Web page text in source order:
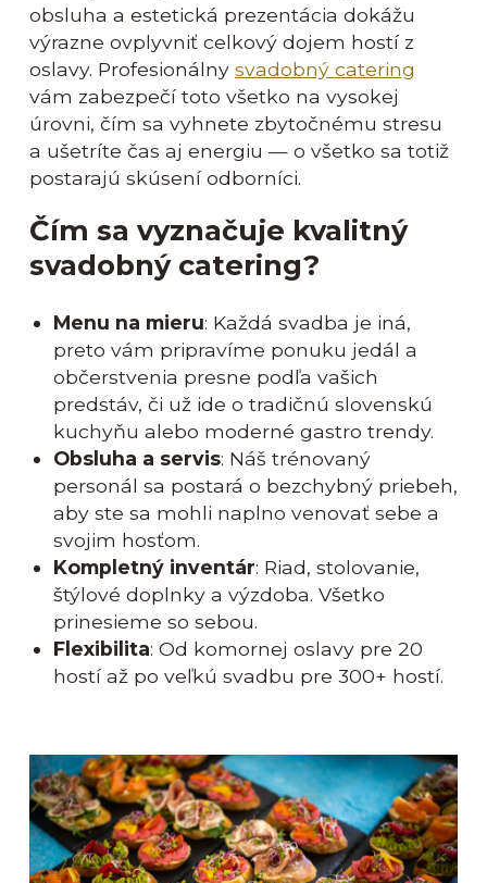
obsluha a estetická prezentácia dokážu
výrazne ovplyvniť celkový dojem hostí z
oslavy. Profesionálny svadobný catering
vám zabezpečí toto všetko na vysokej
úrovni, čím sa vyhnete zbytočnému stresu
a ušetríte čas aj energiu — o všetko sa totiž
postarajú skúsení odborníci.
Čím sa vyznačuje kvalitný
svadobný catering?
Menu na mieru: Každá svadba je iná,
preto vám pripravíme ponuku jedál a
občerstvenia presne podľa vašich
predstáv, či už ide o tradičnú slovenskú
kuchyňu alebo moderné gastro trendy.
Obsluha a servis: Náš trénovaný
personál sa postará o bezchybný priebeh,
aby ste sa mohli naplno venovať sebe a
svojim hosťom.
Kompletný inventár: Riad, stolovanie,
štýlové doplnky a výzdoba. Všetko
prinesieme so sebou.
Flexibilita: Od komornej oslavy pre 20
hostí až po veľkú svadbu pre 300+ hostí.